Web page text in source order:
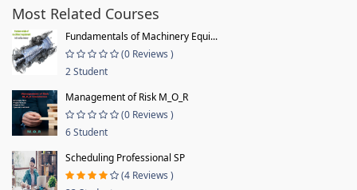
Most Related Courses
Fundamentals of Machinery Equi...
(0 Reviews )
2 Student
Management of Risk M_O_R
(0 Reviews )
6 Student
Scheduling Professional SP
(4 Reviews )